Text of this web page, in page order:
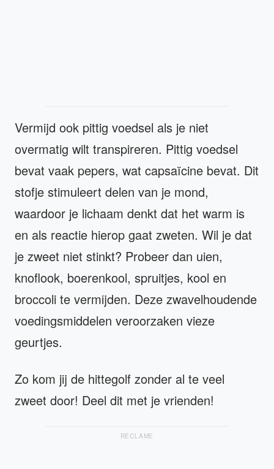
Vermijd ook pittig voedsel als je niet
overmatig wilt transpireren. Pittig voedsel
bevat vaak pepers, wat capsaïcine bevat. Dit
stofje stimuleert delen van je mond,
waardoor je lichaam denkt dat het warm is
en als reactie hierop gaat zweten. Wil je dat
je zweet niet stinkt? Probeer dan uien,
knoflook, boerenkool, spruitjes, kool en
broccoli te vermijden. Deze zwavelhoudende
voedingsmiddelen veroorzaken vieze
geurtjes.
Zo kom jij de hittegolf zonder al te veel
zweet door! Deel dit met je vrienden!
RECLAME